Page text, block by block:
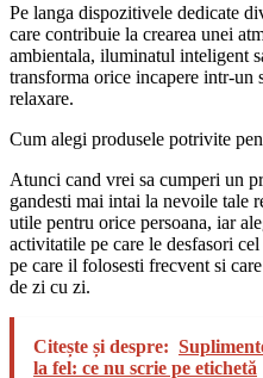
Pe langa dispozitivele dedicate
care contribuie la crearea unei
ambientala, iluminatul inteligent
transforma orice incapere intr-un
relaxare.
Cum alegi produsele potrivite
Atunci cand vrei sa cumperi un
gandesti mai intai la nevoile tale
utile pentru orice persoana, iar
activitatile pe care le desfasori
pe care il folosesti frecvent si
de zi cu zi.
Citește și despre:
la fel: ce nu scrie pe etichetă